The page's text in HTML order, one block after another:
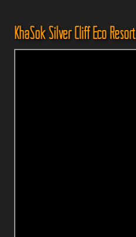
KhaSok Silver Cliff Eco Resort